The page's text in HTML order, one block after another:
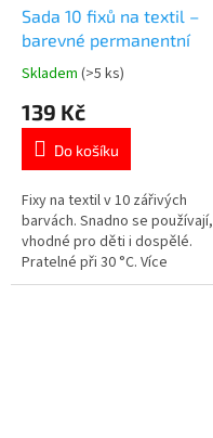
Sada 10 fixů na textil –
barevné permanentní
Průměrné
produktu
5,0
5
hvězdiček.
Skladem (>5 ks)
139 Kč
Do košíku
Fixy na textil v 10 zářivých
barvách. Snadno se používají,
vhodné pro děti i dospělé.
Pratelné při 30 °C. Více
produktů 👉 zde